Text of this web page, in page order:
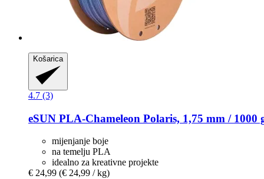
Košarica
4.7 (3)
eSUN PLA-​Chameleon Polaris, 1,75 mm / 1000
mijenjanje boje
na temelju PLA
idealno za kreativne projekte
€ 24,99 (€ 24,99 / kg)